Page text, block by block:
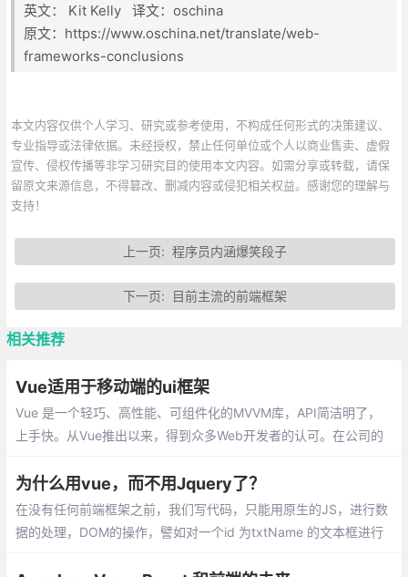
英文： Kit Kelly 译文：oschina
原文：https://www.oschina.net/translate/web-
frameworks-conclusions
本文内容仅供个人学习、研究或参考使用，不构成任何形式的决策建议、
专业指导或法律依据。未经授权，禁止任何单位或个人以商业售卖、虚假
宣传、侵权传播等非学习研究目的使用本文内容。如需分享或转载，请保
留原文来源信息，不得篡改、删减内容或侵犯相关权益。感谢您的理解与
支持！
上一页: 程序员内涵爆笑段子
下一页: 目前主流的前端框架
相关推荐
Vue适用于移动端的ui框架
Vue 是一个轻巧、高性能、可组件化的MVVM库，API简洁明了，
上手快。从Vue推出以来，得到众多Web开发者的认可。在公司的
并投入正式使用
为什么用vue，而不用Jquery了？
在没有任何前端框架之前，我们写代码，只能用原生的JS，进行数
据的处理，DOM的操作，譬如对一个id 为txtName 的文本框进行